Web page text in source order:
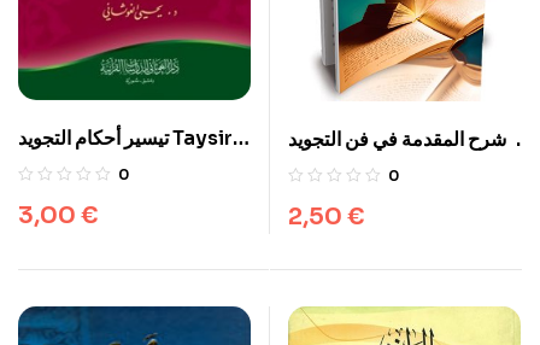
تيسير أحكام التجويد Taysir
ajkam attajwid
0
3,00 €
شرح المقدمة في فن التجويد
للإمام ابن الجزري ومعه تحفة
سليمان الجمزوري
0
2,50 €